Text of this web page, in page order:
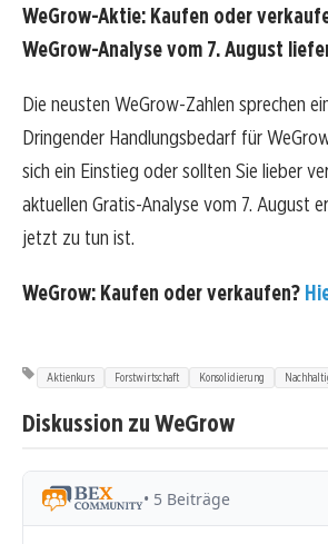
WeGrow-Aktie: Kaufen oder
WeGrow-Analyse vom 7. August
Die neusten WeGrow-Zahlen sprechen
Dringender Handlungsbedarf für
sich ein Einstieg oder sollten Sie lieber
aktuellen Gratis-Analyse vom 7. August
jetzt zu tun ist.
WeGrow: Kaufen oder verkaufen?
Aktienkurs Forstwirtschaft Konsolidierung
Diskussion zu WeGrow